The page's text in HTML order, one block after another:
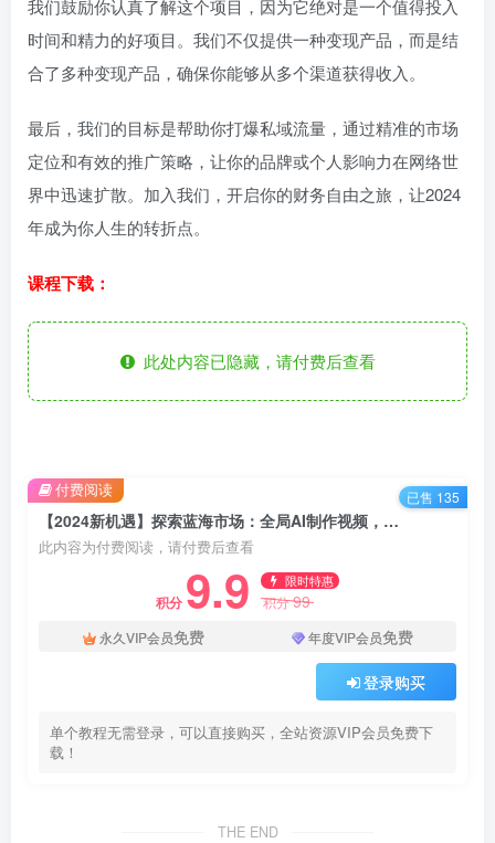
我们鼓励你认真了解这个项目，因为它绝对是一个值得投入
时间和精力的好项目。我们不仅提供一种变现产品，而是结
合了多种变现产品，确保你能够从多个渠道获得收入。
最后，我们的目标是帮助你打爆私域流量，通过精准的市场
定位和有效的推广策略，让你的品牌或个人影响力在网络世
界中迅速扩散。加入我们，开启你的财务自由之旅，让2024
年成为你人生的转折点。
课程下载：
此处内容已隐藏，请付费后查看
【2024新机遇】探索蓝海市场：全局AI制作视频，小白也能轻松上手赚钱！
此内容为付费阅读，请付费后查看
积分 9.9 限时特惠
积分99
永久VIP会员免费 年度VIP会员免费
登录购买
单个教程无需登录，可以直接购买，全站资源VIP会员免费下
载！
付费阅读 已售 135
THE END